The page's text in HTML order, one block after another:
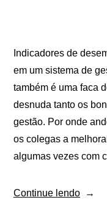
Indicadores de
em um sistema de
também é uma faca
desnuda tanto os
gestão. Por onde
os colegas a
algumas vezes com
Continue lendo